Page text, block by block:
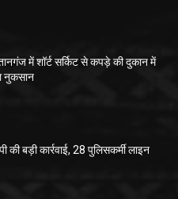
में शॉर्ट सर्किट से कपड़े की दुकान में
नुकसान
की बड़ी कार्रवाई, 28 पुलिसकर्मी लाइन